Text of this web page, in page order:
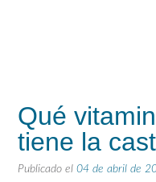
Qué
tiene la
Publicado el 04 de abril de